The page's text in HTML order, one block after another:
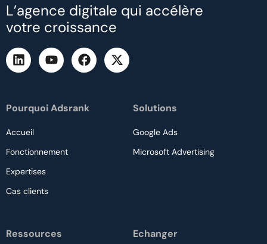
L’agence digitale qui accélère
votre croissance
Pourquoi Adsrank
Accueil
Fonctionnement
Expertises
Cas clients
Solutions
Google Ads
Microsoft Advertising
Ressources Echanger